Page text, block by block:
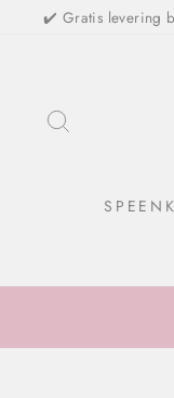
✔️ Gratis levering